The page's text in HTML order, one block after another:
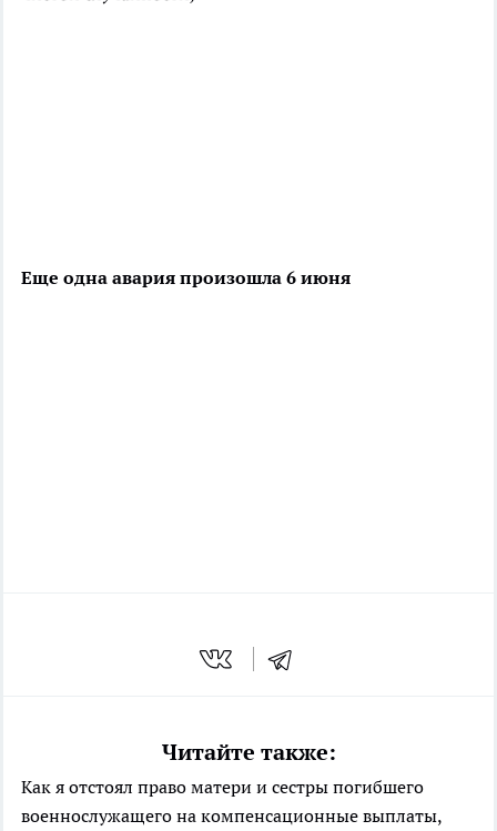
Еще одна авария произошла 6 июня
Читайте также:
Как я отстоял право матери и сестры погибшего
военнослужащего на компенсационные выплаты,